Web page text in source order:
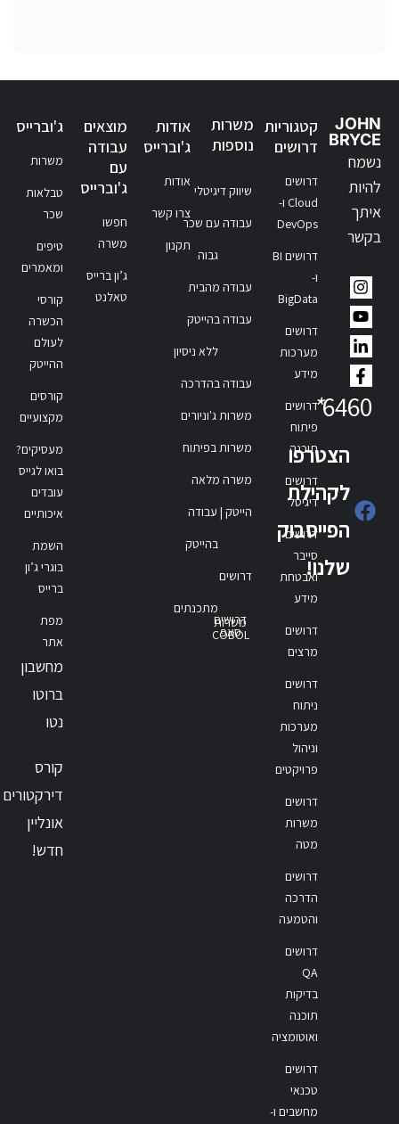
JOHN
BRYCE
נשמח
להיות
איתך
בקשר
6460
*
הצטרפו
לקהילת
הפייסבוק
שלנו!
קטגוריות
דרושים
דרושים
Cloud ו-
DevOps
דרושים BI
ו-
BigData
דרושים
מערכות
מידע
דרושים
פיתוח
תוכנה
דרושים
דיגיטל
דרושים
סייבר
ואבטחת
מידע
דרושים
מרצים
דרושים
ניתוח
מערכות
וניהול
פרויקטים
דרושים
משרות
מטה
דרושים
הדרכה
והטמעה
דרושים
QA
בדיקות
תוכנה
ואוטומציה
דרושים
טכנאי
מחשבים ו-
משרות
נוספות
שיווק דיגיטלי
עבודה עם שכר
גבוה
עבודה מהבית
עבודה בהייטק
ללא ניסיון
עבודה בהדרכה
משרות ג'וניורים
משרות בפיתוח
משרה מלאה
הייטק | עבודה
בהייטק
דרושים
מתכנתים
דרושים
סאפ
משרות
COBOL
אודות
ג'וברייס
אודות
צרו קשר
תקנון
מוצאים
עבודה
עם
ג'וברייס
חפשו
משרה
ג’ון ברייס
טאלנט
ג'וברייס
משרות
טבלאות
שכר
טיפים
ומאמרים
קורסי
הכשרה
לעולם
ההייטק
קורסים
מקצועיים
מעסיקים?
בואו לגייס
עובדים
איכותיים
השמת
בוגרי ג’ון
ברייס
מפת
אתר
מחשבון
ברוטו
נטו
קורס
דירקטורים
אונליין
חדש!